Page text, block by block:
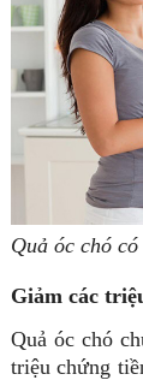
Quả óc chó
Giảm các
Quả óc chó
triệu chứng